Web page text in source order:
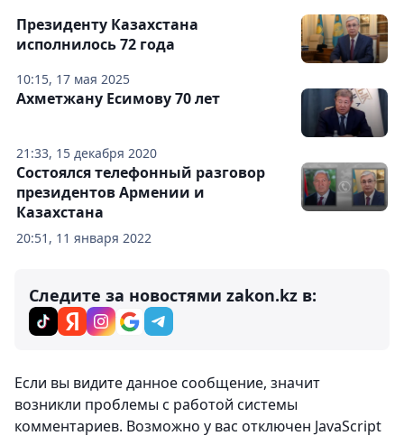
10:15, 17 мая 2025
Президенту Казахстана
исполнилось 72 года
21:33, 15 декабря 2020
Ахметжану Есимову 70 лет
20:51, 11 января 2022
Состоялся телефонный разговор
президентов Армении и
Казахстана
Следите за новостями zakon.kz в:
Если вы видите данное сообщение, значит
возникли проблемы с работой системы
комментариев. Возможно у вас отключен JavaScript